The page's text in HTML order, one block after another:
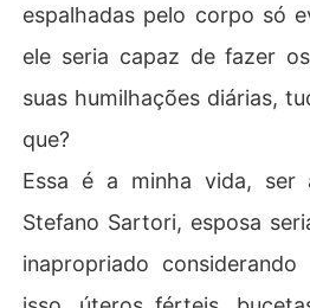
espalhadas pelo corpo só
ele seria capaz de fazer
suas humilhações diárias,
que?
Essa é a minha vida,
Stefano Sartori, esposa
inapropriado